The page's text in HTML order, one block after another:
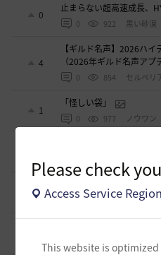
Please check
Access Service
This website is
0
止まらない超高速成長、
0 922 黒い砂漠
4
【ギルド名声】2026ハイ
（2026年ギルド名声アプ
0 854 セルベリ
1
「怪しい袋」
0 977 ノウワン
1
1 770 マサ
0 741 飛鳥雨音